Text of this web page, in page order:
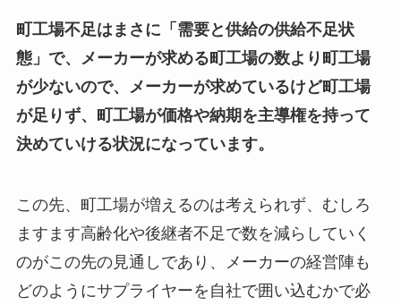
町工場不足はまさに「需要と供給の供給不足状
態」で、メーカーが求める町工場の数より町工場
が少ないので、メーカーが求めているけど町工場
が足りず、町工場が価格や納期を主導権を持って
決めていける状況になっています。
この先、町工場が増えるのは考えられず、むしろ
ますます高齢化や後継者不足で数を減らしていく
のがこの先の見通しであり、メーカーの経営陣も
どのようにサプライヤーを自社で囲い込むかで必